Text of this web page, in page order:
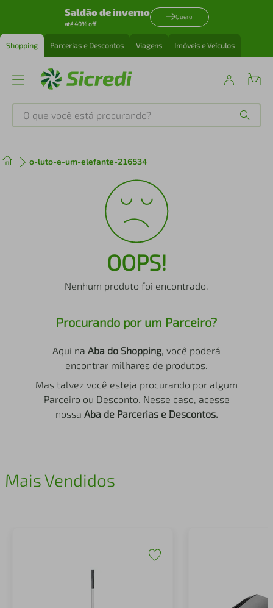
Saldão de inverno
até 40% off
Quero
Shopping Parcerias e Descontos Viagens Imóveis e Veículos
O que você está procurando?
o-luto-e-um-elefante-216534
OOPS!
Nenhum produto foi encontrado.
Procurando por um Parceiro?
Aqui na Aba do Shopping, você poderá
encontrar milhares de produtos.
Mas talvez você esteja procurando por algum
Parceiro ou Desconto. Nesse caso, acesse
nossa Aba de Parcerias e Descontos.
Mais Vendidos